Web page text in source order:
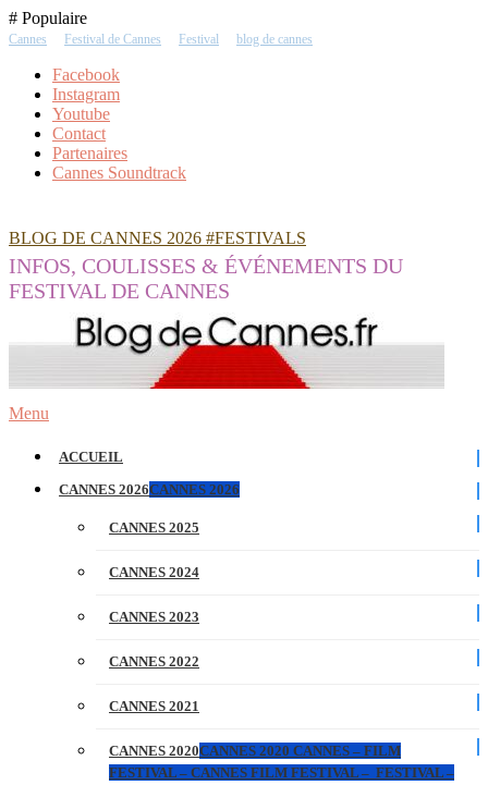
Skip
To
# Populaire
Cannes Festival de Cannes Festival blog de cannes
Facebook
Instagram
Youtube
Contact
Partenaires
Cannes Soundtrack
BLOG DE CANNES 2026 #FESTIVALS
INFOS, COULISSES & ÉVÉNEMENTS DU
FESTIVAL DE CANNES
Menu
ACCUEIL
CANNES 2026CANNES 2026
CANNES 2025
CANNES 2024
CANNES 2023
CANNES 2022
CANNES 2021
CANNES 2020CANNES 2020 CANNES – FILM
FESTIVAL – CANNES FILM FESTIVAL – FESTIVAL –